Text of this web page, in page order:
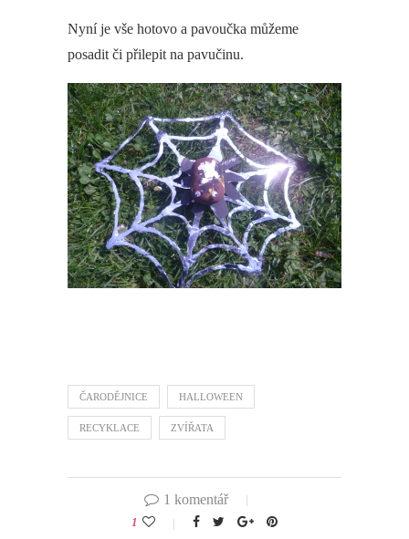
Nyní je vše hotovo a pavoučka můžeme
posadit či přilepit na pavučinu.
ČARODĚJNICE HALLOWEEN
RECYKLACE ZVÍŘATA
1 komentář
1